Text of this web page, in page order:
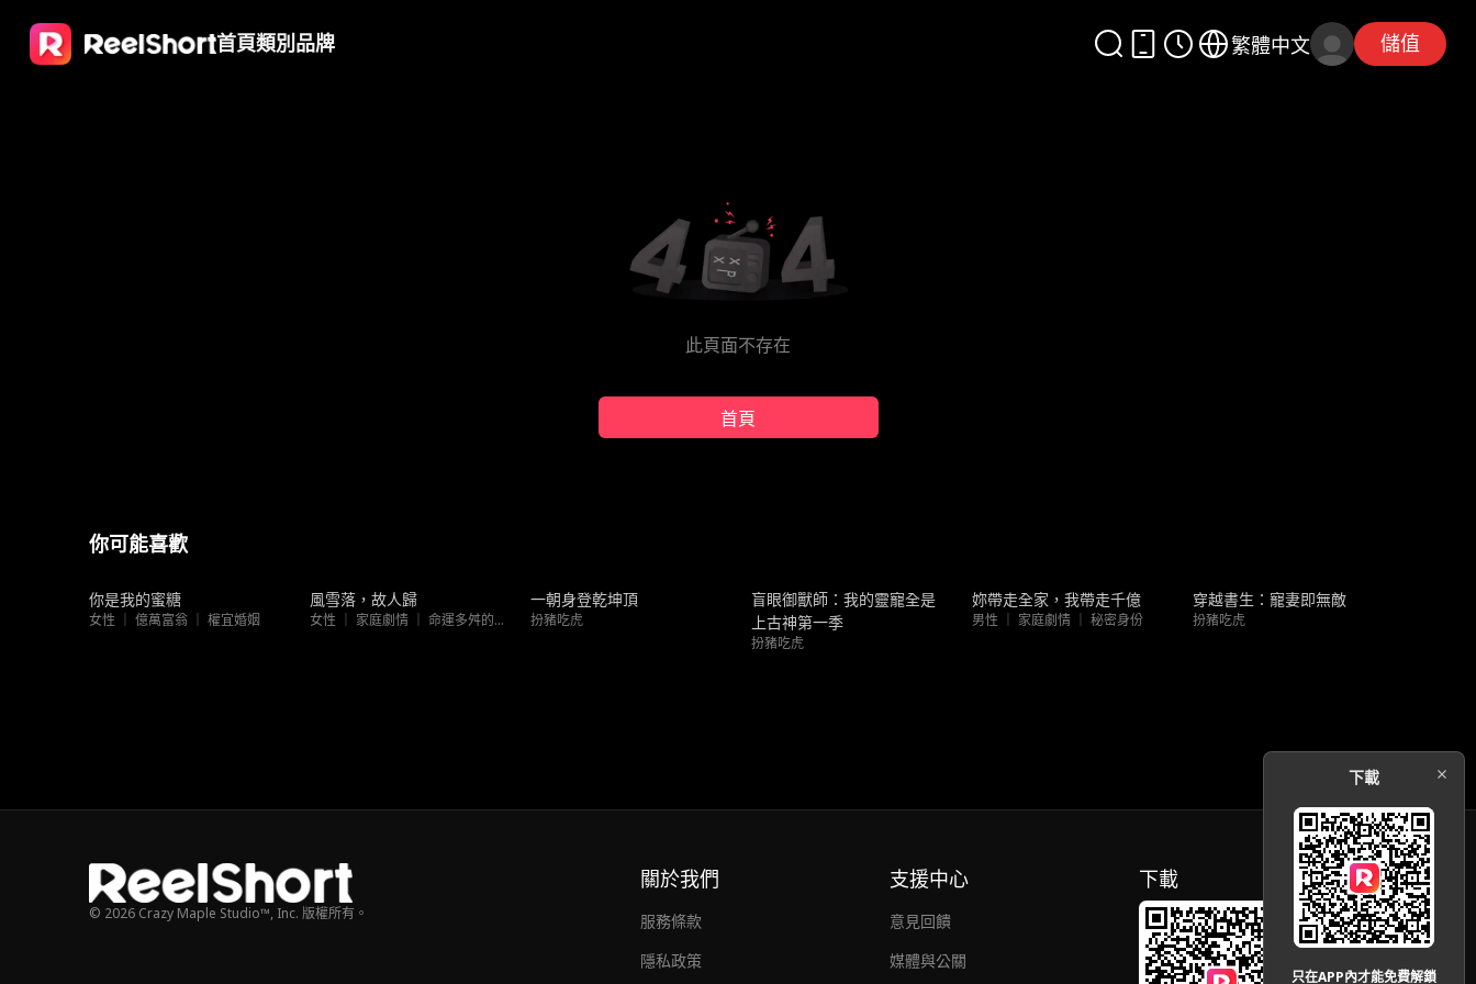
首頁類別 品牌 繁體中文 儲值
此頁面不存在
首頁
你可能喜歡
新上架
你是我的蜜糖
女性 ｜ 億萬富翁 ｜ 權宜婚姻
新上架
風雪落，故人歸
女性 ｜ 家庭劇情 ｜ 命運多舛的戀人
新上架
一朝身登乾坤頂
扮豬吃虎
新上架
盲眼御獸師：我的靈寵全是
上古神第一季
扮豬吃虎
新上架
妳帶走全家，我帶走千億
男性 ｜ 家庭劇情 ｜ 秘密身份
熱門趨勢
穿越書生：寵妻即無敵
扮豬吃虎
© 2026 Crazy Maple Studio™, Inc. 版權所有。
關於我們
服務條款
隱私政策
支援中心
意見回饋
媒體與公關
下載
下載
只在APP內才能免費解鎖